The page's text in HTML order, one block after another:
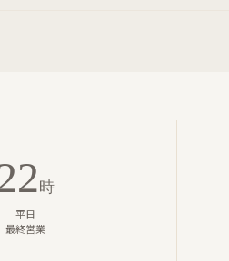
時
平日
最終営業